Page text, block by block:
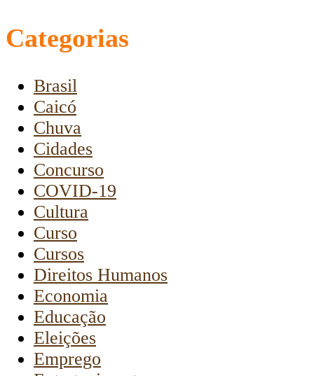
Categorias
Brasil
Caicó
Chuva
Cidades
Concurso
COVID-19
Cultura
Curso
Cursos
Direitos Humanos
Economia
Educação
Eleições
Emprego